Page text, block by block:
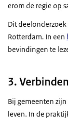
erom de regie op
Dit
Rotterdam. In een
bevindingen te
3.
Bij gemeenten
leven. In de